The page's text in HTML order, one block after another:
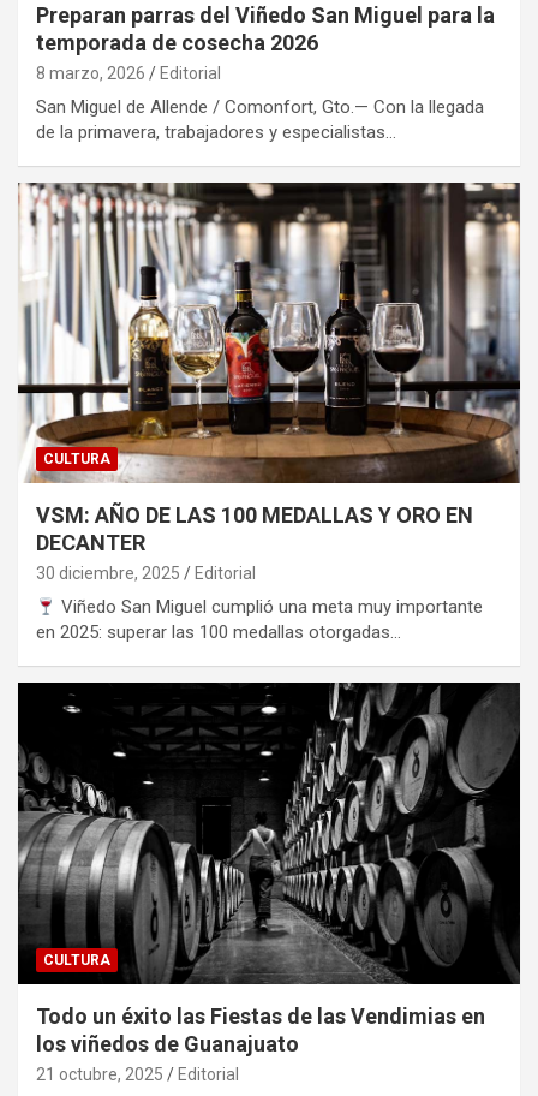
Preparan parras del Viñedo San Miguel para la
temporada de cosecha 2026
8 marzo, 2026 Editorial
San Miguel de Allende / Comonfort, Gto.— Con la llegada
de la primavera, trabajadores y especialistas…
CULTURA
VSM: AÑO DE LAS 100 MEDALLAS Y ORO EN
DECANTER
30 diciembre, 2025 Editorial
Viñedo San Miguel cumplió una meta muy importante
en 2025: superar las 100 medallas otorgadas…
CULTURA
Todo un éxito las Fiestas de las Vendimias en
los viñedos de Guanajuato
21 octubre, 2025 Editorial